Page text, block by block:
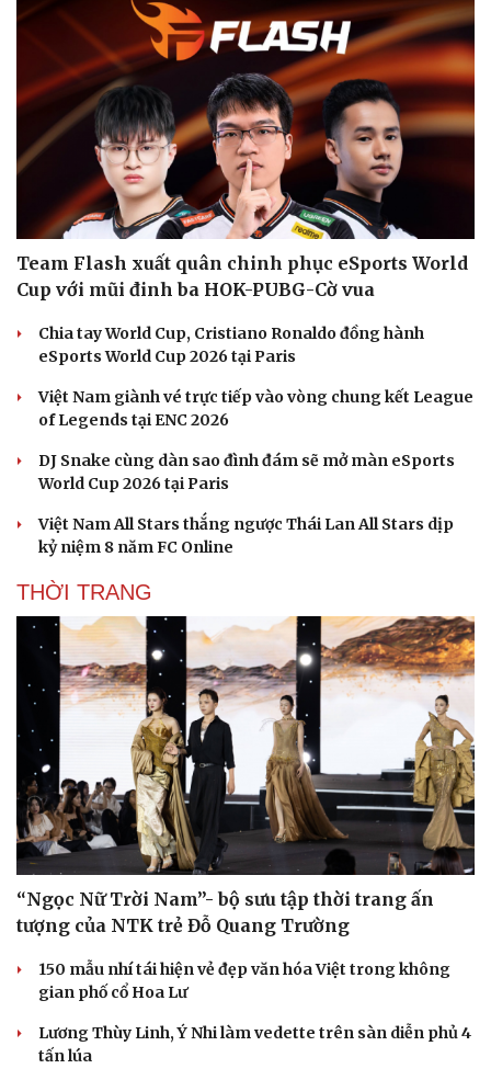
Văn hóa
Sân khấu - Điện ảnh
Văn học
Âm nhạc
Di sản
Giải trí
Nghệ sĩ
Thời trang
Sao Việt
Team Flash xuất quân chinh phục eSports World
Cup với mũi đinh ba HOK-PUBG-Cờ vua
Chia tay World Cup, Cristiano Ronaldo đồng hành
eSports World Cup 2026 tại Paris
Việt Nam giành vé trực tiếp vào vòng chung kết League
of Legends tại ENC 2026
DJ Snake cùng dàn sao đình đám sẽ mở màn eSports
World Cup 2026 tại Paris
Việt Nam All Stars thắng ngược Thái Lan All Stars dịp
kỷ niệm 8 năm FC Online
THỜI TRANG
“Ngọc Nữ Trời Nam”- bộ sưu tập thời trang ấn
tượng của NTK trẻ Đỗ Quang Trường
150 mẫu nhí tái hiện vẻ đẹp văn hóa Việt trong không
gian phố cổ Hoa Lư
Lương Thùy Linh, Ý Nhi làm vedette trên sàn diễn phủ 4
tấn lúa